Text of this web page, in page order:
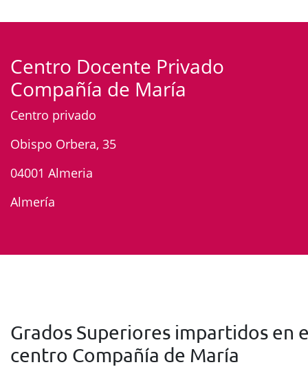
Centro Docente Privado
Compañía de María
Centro privado
Obispo Orbera, 35
04001 Almeria
Almería
Grados Superiores impartidos en
centro Compañía de María